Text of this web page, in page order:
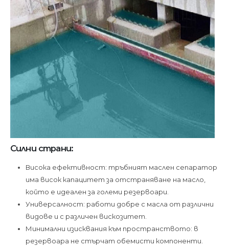
Силни страни:
Висока ефективност: тръбният маслен сепаратор
има висок капацитет за отстраняване на масло,
който е идеален за големи резервоари.
Универсалност: работи добре с масла от различни
видове и с различен вискозитет.
Минимални изисквания към пространството: в
резервоара не стърчат обемисти компоненти.